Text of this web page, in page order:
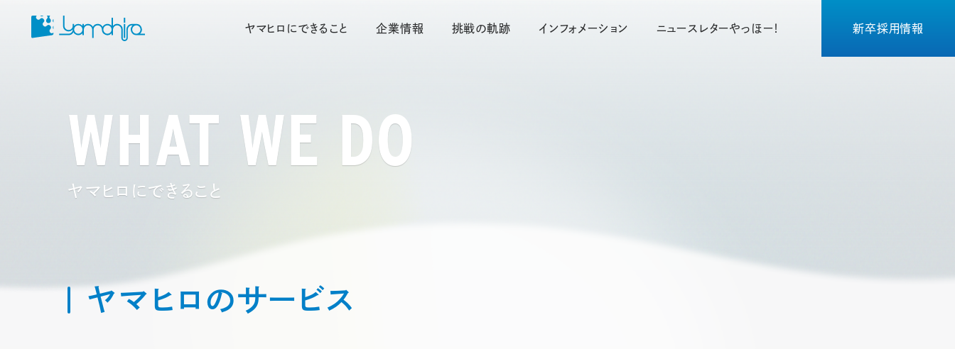
ヤマヒロにできること 企業情報 挑戦の軌跡 インフォメーション ニュースレターやっほー！ 新卒採用情報
WHAT WE DO
ヤマヒロにできること
ヤマヒロのサービス